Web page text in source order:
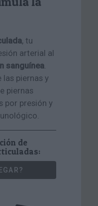
, tu
arterial al
sanguínea.
piernas y
piernas
por presión y
de